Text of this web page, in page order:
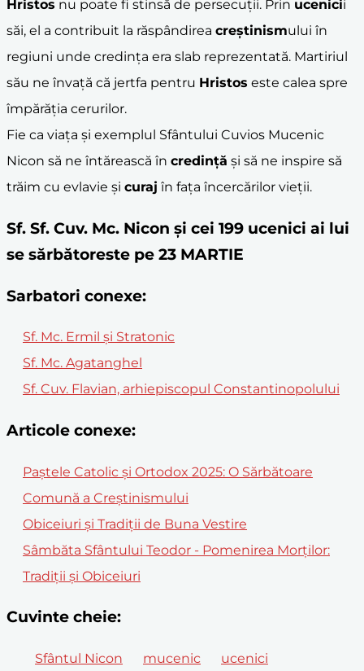
Hristos nu poate fi stinsă de persecuții. Prin ucenicii
săi, el a contribuit la răspândirea creștinismului în
regiuni unde credința era slab reprezentată. Martiriul
său ne învață că jertfa pentru Hristos este calea spre
împărăția cerurilor.
Fie ca viața și exemplul Sfântului Cuvios Mucenic
Nicon să ne întărească în credință și să ne inspire să
trăim cu evlavie și curaj în fața încercărilor vieții.
Sf. Sf. Cuv. Mc. Nicon şi cei 199 ucenici ai lui
se sărbătoreste pe 23 MARTIE
Sarbatori conexe:
Sf. Mc. Ermil și Stratonic
Sf. Mc. Agatanghel
Sf. Cuv. Flavian, arhiepiscopul Constantinopolului
Articole conexe:
Paștele Catolic și Ortodox 2025: O Sărbătoare
Comună a Creștinismului
Obiceiuri și Tradiții de Buna Vestire
Sâmbăta Sfântului Teodor - Pomenirea Morților:
Tradiții și Obiceiuri
Cuvinte cheie:
Sfântul Nicon mucenic ucenici